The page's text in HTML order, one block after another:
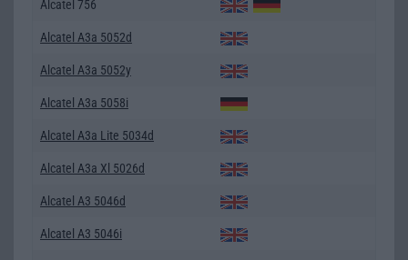
Alcatel 756
Alcatel A3a 5052d
Alcatel A3a 5052y
Alcatel A3a 5058i
Alcatel A3a Lite 5034d
Alcatel A3a Xl 5026d
Alcatel A3 5046d
Alcatel A3 5046i